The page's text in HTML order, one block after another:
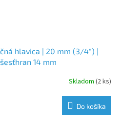
hlavica | 20 mm (3/4") |
14 mm
Skladom (2 ks)
Do košíka